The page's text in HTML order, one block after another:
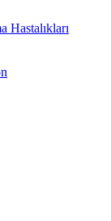
Hastalıkları